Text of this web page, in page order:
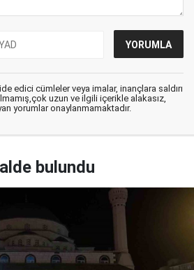
edici cümleler veya imalar, inançlara saldırı
uzun ve ilgili içerikle alakasız,
yorumlar onaylanmamaktadır.
bulundu